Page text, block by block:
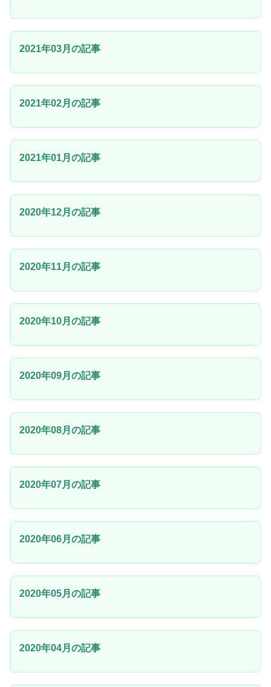
2021年03月の記事
2021年02月の記事
2021年01月の記事
2020年12月の記事
2020年11月の記事
2020年10月の記事
2020年09月の記事
2020年08月の記事
2020年07月の記事
2020年06月の記事
2020年05月の記事
2020年04月の記事